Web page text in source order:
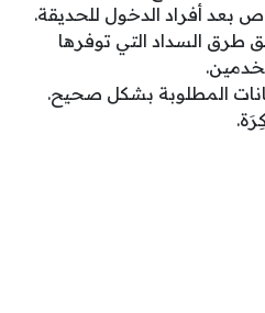
بعد أفراد الدخول للحديقة.
طرق السداد التي توفرها
المطلوبة بشكل صحيح.